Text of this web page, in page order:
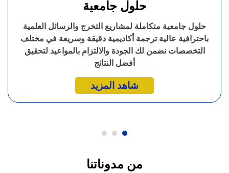
حلول جامعية
حلول جامعية متكاملة لمشاريع التخرج والرسائل العلمية
باحترافية عالية ترجمة أكاديمية دقيقة وسريعة في مختلف
التخصصات نضمن لك الجودة والالتزام بالمواعيد لتحقيق
أفضل النتائج
شاهد المزيد
من مدوناتنا